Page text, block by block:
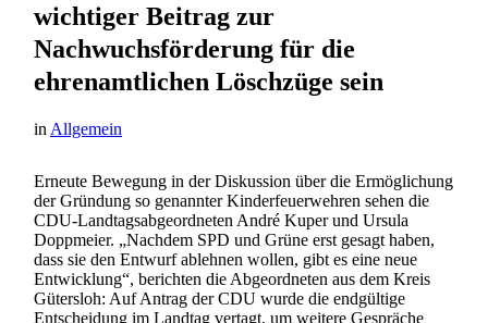
wichtiger Beitrag zur
Nachwuchsförderung für die
ehrenamtlichen Löschzüge sein
in Allgemein
Erneute Bewegung in der Diskussion über die Ermöglichung
der Gründung so genannter Kinderfeuerwehren sehen die
CDU-Landtagsabgeordneten André Kuper und Ursula
Doppmeier. „Nachdem SPD und Grüne erst gesagt haben,
dass sie den Entwurf ablehnen wollen, gibt es eine neue
Entwicklung“, berichten die Abgeordneten aus dem Kreis
Gütersloh: Auf Antrag der CDU wurde die endgültige
Entscheidung im Landtag vertagt, um weitere Gespräche